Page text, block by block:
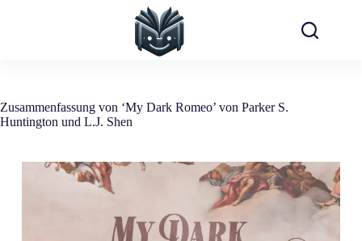
Zusammenfassung von ‘My Dark Romeo’ von Parker S.
Huntington und L.J. Shen